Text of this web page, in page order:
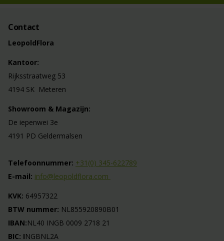
Contact
LeopoldFlora
Kantoor:
Rijksstraatweg 53
4194 SK Meteren
Showroom & Magazijn:
De iepenwei 3e
4191 PD Geldermalsen
Telefoonnummer: +31(0) 345-622789
E-mail: info@leopoldflora.com
KVK: 64957322
BTW nummer: NL855920890B01
IBAN:NL40 INGB 0009 2718 21
BIC: INGBNL2A